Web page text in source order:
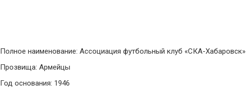
Полное наименование: Ассоциация футбольный клуб «СКА-Хабаровск»
Прозвища: Армейцы
Год основания: 1946